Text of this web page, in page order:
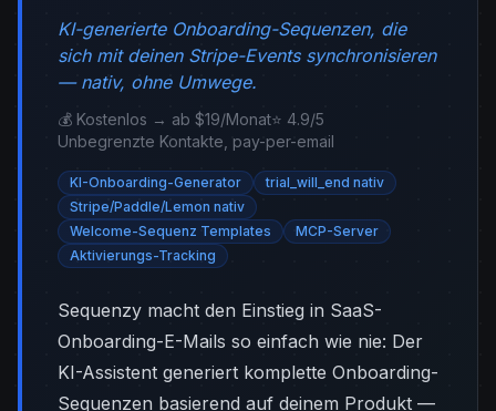
KI-generierte Onboarding-Sequenzen, die
sich mit deinen Stripe-Events synchronisieren
— nativ, ohne Umwege.
💰 Kostenlos → ab $19/Monat⭐ 4.9/5
Unbegrenzte Kontakte, pay-per-email
KI-Onboarding-Generator
trial_will_end nativ
Stripe/Paddle/Lemon nativ
Welcome-Sequenz Templates
MCP-Server
Aktivierungs-Tracking
Sequenzy macht den Einstieg in SaaS-
Onboarding-E-Mails so einfach wie nie: Der
KI-Assistent generiert komplette Onboarding-
Sequenzen basierend auf deinem Produkt —